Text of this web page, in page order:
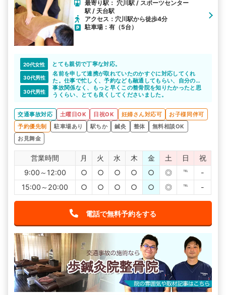
最寄り駅： 穴川駅 / スポーツセンター
駅 / 天台駅
アクセス：穴川駅から徒歩4分
駐車場：有（5台）
20代女性 とても親切で丁寧な対応。
30代男性
名前を申して連携が取れていたのかすぐに対応してくれ
た。仕事で忙しく、予約なども融通してもらい、自分のタ
イミングに合わせて対応してもらった。
30代男性
事故関係なく、もっと早くこの整骨院を知りたかったと思
うくらい、とても良くしてくださいました。
交通事故対応 土曜日OK 日祝OK 妊婦さん対応可
お子様同伴可
予約優先制
駐車場あり 駅ちか 鍼灸 整体
無料相談OK
お見舞金
営業時間 月 火 水 木 金 土 日
祝
9:00～12:00
○ ○ ○ ○ ○ ◎ ℡
-
15:00～20:00
○ ○ ○ ○ ○ ◎ ℡ -
電話で無料予約をする